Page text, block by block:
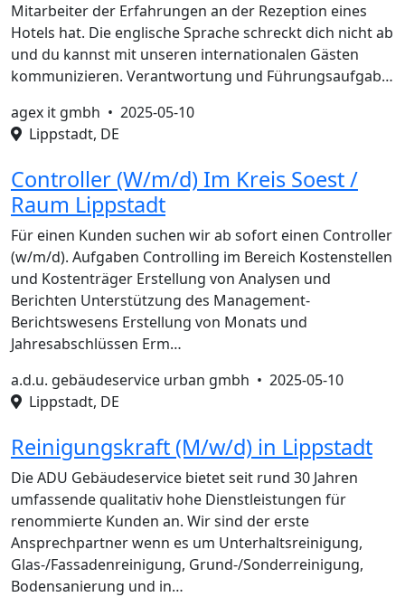
Mitarbeiter der Erfahrungen an der Rezeption eines
Hotels hat. Die englische Sprache schreckt dich nicht ab
und du kannst mit unseren internationalen Gästen
kommunizieren. Verantwortung und Führungsaufgab…
agex it gmbh • 2025-05-10
Lippstadt, DE
Controller (W/m/d) Im Kreis Soest /
Raum Lippstadt
Für einen Kunden suchen wir ab sofort einen Controller
(w/m/d). Aufgaben Controlling im Bereich Kostenstellen
und Kostenträger Erstellung von Analysen und
Berichten Unterstützung des Management-
Berichtswesens Erstellung von Monats und
Jahresabschlüssen Erm…
a.d.u. gebäudeservice urban gmbh • 2025-05-10
Lippstadt, DE
Reinigungskraft (M/w/d) in Lippstadt
Die ADU Gebäudeservice bietet seit rund 30 Jahren
umfassende qualitativ hohe Dienstleistungen für
renommierte Kunden an. Wir sind der erste
Ansprechpartner wenn es um Unterhaltsreinigung,
Glas-/Fassadenreinigung, Grund-/Sonderreinigung,
Bodensanierung und in…